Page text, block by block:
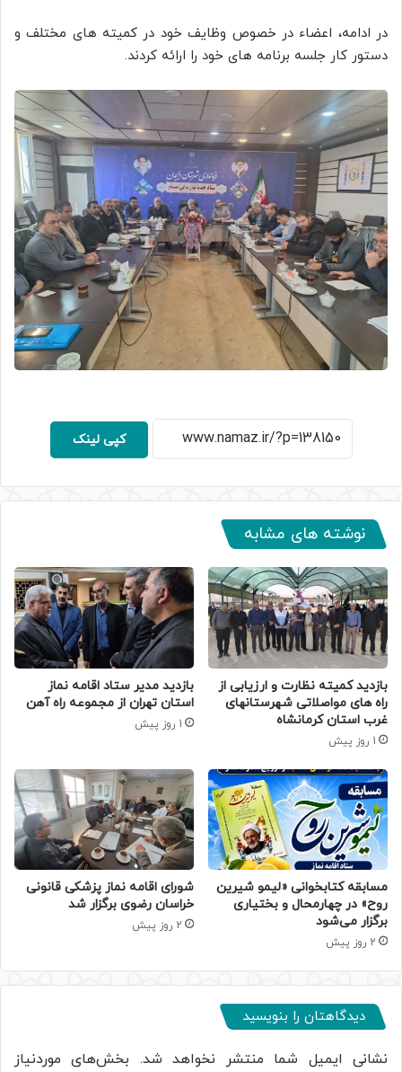
در ادامه، اعضاء در خصوص وظایف خود در کمیته های مختلف و
دستور کار جلسه برنامه های خود را ارائه کردند.
کپی لینک
نوشته های مشابه
بازدید کمیته نظارت و ارزیابی از
راه های مواصلاتی شهرستانهای
غرب استان کرمانشاه
1 روز پیش
بازدید مدیر ستاد اقامه نماز
استان تهران از مجموعه راه آهن
1 روز پیش
مسابقه کتابخوانی «لیمو شیرین
روح» در چهارمحال و بختیاری
برگزار می‌شود
2 روز پیش
شورای اقامه نماز پزشکی قانونی
خراسان رضوی برگزار شد
2 روز پیش
دیدگاهتان را بنویسید
نشانی ایمیل شما منتشر نخواهد شد. بخش‌های موردنیاز